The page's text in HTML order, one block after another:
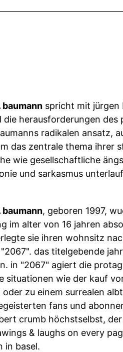
baumann spricht mit jürgen
herausforderungen des
radikalen ansatz,
das zentrale thema ihrer
wie gesellschaftliche
und sarkasmus
baumann, geboren 1997,
im alter von 16 jahren
sie ihren wohnsitz
das titelgebende
in "2067" agiert die
situationen wie der kauf
oder zu einem surrealen
fans und
crumb höchstselbst,
& laughs on every
in basel.